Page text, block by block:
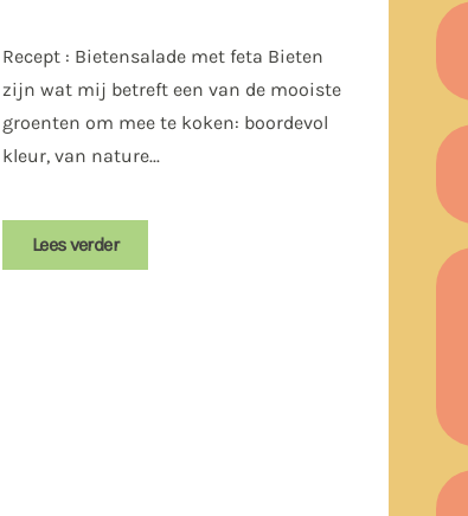
Recept : Bietensalade met feta Bieten
zijn wat mij betreft een van de mooiste
groenten om mee te koken: boordevol
kleur, van nature...
Lees verder